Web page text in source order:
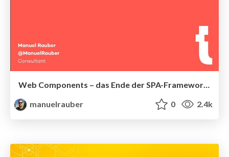
Web Components – das Ende der SPA-Framework-Ära?
manuelrauber
0 2.4k